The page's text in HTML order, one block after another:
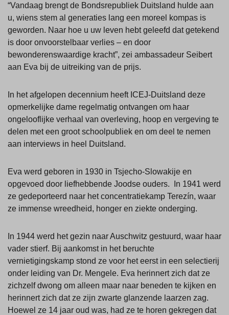
“Vandaag brengt de Bondsrepubliek Duitsland hulde aan
u, wiens stem al generaties lang een moreel kompas is
geworden. Naar hoe u uw leven hebt geleefd dat getekend
is door onvoorstelbaar verlies – en door
bewonderenswaardige kracht”, zei ambassadeur Seibert
aan Eva bij de uitreiking van de prijs.
In het afgelopen decennium heeft ICEJ-Duitsland deze
opmerkelijke dame regelmatig ontvangen om haar
ongelooflijke verhaal van overleving, hoop en vergeving te
delen met een groot schoolpubliek en om deel te nemen
aan interviews in heel Duitsland.
Eva werd geboren in 1930 in Tsjecho-Slowakije en
opgevoed door liefhebbende Joodse ouders. In 1941 werd
ze gedeporteerd naar het concentratiekamp Terezín, waar
ze immense wreedheid, honger en ziekte onderging.
In 1944 werd het gezin naar Auschwitz gestuurd, waar haar
vader stierf. Bij aankomst in het beruchte
vernietigingskamp stond ze voor het eerst in een selectierij
onder leiding van Dr. Mengele. Eva herinnert zich dat ze
zichzelf dwong om alleen maar naar beneden te kijken en
herinnert zich dat ze zijn zwarte glanzende laarzen zag.
Hoewel ze 14 jaar oud was, had ze te horen gekregen dat